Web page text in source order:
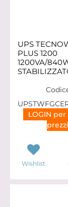
UPS
PLUS 1200
1200VA/
LOGIN
prezzi
Wishlist